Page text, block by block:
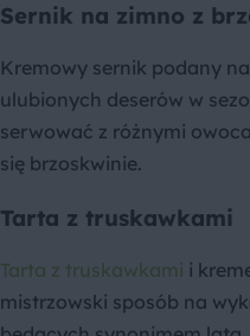
Sernik na zimno z
Kremowy sernik podany
ulubionych deserów w
serwować z różnymi
się brzoskwinie.
Tarta z truskawkami
Tarta z truskawkami i
mistrzowski sposób na